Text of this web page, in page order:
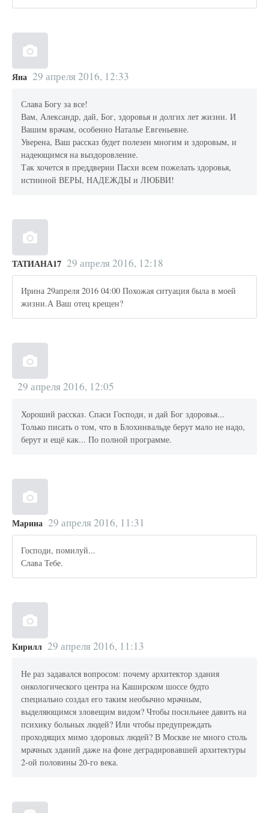
Яна 29 апреля 2016, 12:33
Слава Богу за все!
Вам, Александр, дай, Бог, здоровья и долгих лет жизни. И
Вашим врачам, особенно Наталье Евгеньевне.
Уверена, Ваш рассказ будет полезен многим и здоровым, и
надеющимся на выздоровление.
Так хочется в преддверии Пасхи всем пожелать здоровья,
истинной ВЕРЫ, НАДЕЖДЫ и ЛЮБВИ!
ТАТИАНА17 29 апреля 2016, 12:18
Ирина 29апреля 2016 04:00 Похожая ситуация была в моей
жизни.А Ваш отец крещен?
29 апреля 2016, 12:05
Хороший рассказ. Спаси Господи, и дай Бог здоровья...
Только писать о том, что в Блохинвальде берут мало не надо,
берут и ещё как... По полной программе.
Марина 29 апреля 2016, 11:31
Господи, помилуй...
Слава Тебе.
Кирилл 29 апреля 2016, 11:13
Не раз задавался вопросом: почему архитектор здания
онкологического центра на Каширском шоссе будто
специально создал его таким необычно мрачным,
выделяющимся зловещим видом? Чтобы посильнее давить на
психику больных людей? Или чтобы предупреждать
проходящих мимо здоровых людей? В Москве не много столь
мрачных зданий даже на фоне деградировавшей архитектуры
2-ой половины 20-го века.